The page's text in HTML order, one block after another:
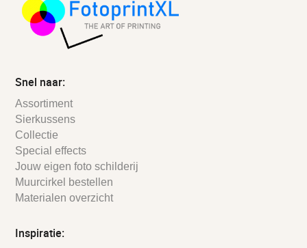
Snel naar:
Assortiment
Sierkussens
Collectie
Special effects
Jouw eigen foto schilderij
Muurcirkel bestellen
Materialen overzicht
Inspiratie: